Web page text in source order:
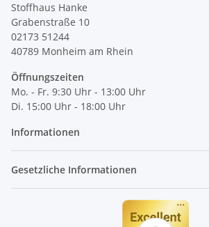
Stoffhaus Hanke
Grabenstraße 10
02173 51244
40789 Monheim am Rhein
Öffnungszeiten
Mo. - Fr. 9:30 Uhr - 13:00 Uhr
Di. 15:00 Uhr - 18:00 Uhr
Informationen
Gesetzliche Informationen